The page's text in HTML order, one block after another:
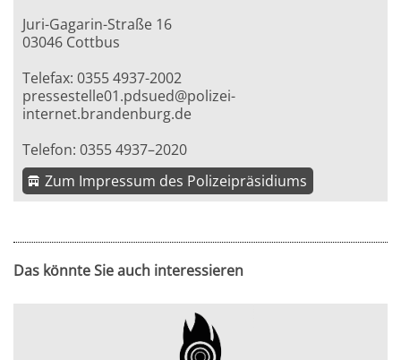
Juri-Gagarin-Straße 16
03046 Cottbus
Telefax: 0355 4937-2002
pressestelle01.pdsued@polizei-
internet.brandenburg.de
Telefon: 0355 4937–2020
Zum Impressum des Polizeipräsidiums
Das könnte Sie auch interessieren